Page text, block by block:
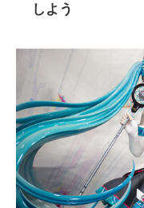
しよう